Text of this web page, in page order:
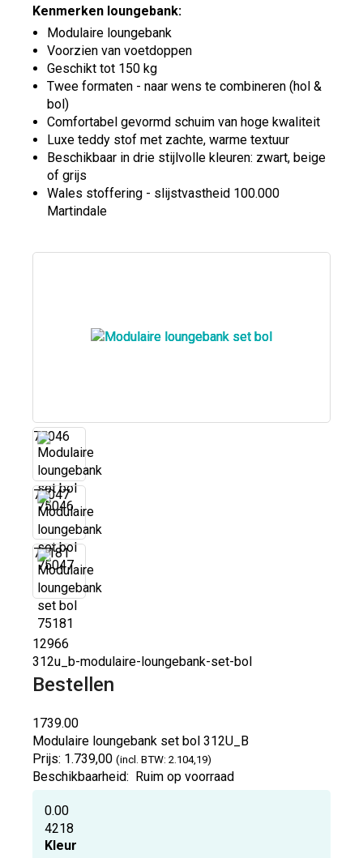
Kenmerken loungebank:
Modulaire loungebank
Voorzien van voetdoppen
Geschikt tot 150 kg
Twee formaten - naar wens te combineren (hol &
bol)
Comfortabel gevormd schuim van hoge kwaliteit
Luxe teddy stof met zachte, warme textuur
Beschikbaar in drie stijlvolle kleuren: zwart, beige
of grijs
Wales stoffering - slijstvastheid 100.000
Martindale
75046
75047
75181
12966
312u_b-modulaire-loungebank-set-bol
Bestellen
1739.00
Modulaire loungebank set bol312U_B
Prijs: 1.739,00 (incl. BTW: 2.104,19)
Beschikbaarheid: Ruim op voorraad
0.00
4218
Kleur